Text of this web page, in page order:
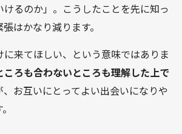
けるのか」。こうしたことを先に知っ
はかなり減ります。
来てほしい、という意味ではありま
ころも合わないところも理解した上で
、お互いにとってよい出会いになりや